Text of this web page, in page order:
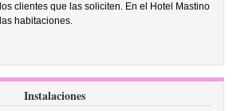
clientes que las soliciten. En el Hotel Mastino
habitaciones.
Instalaciones